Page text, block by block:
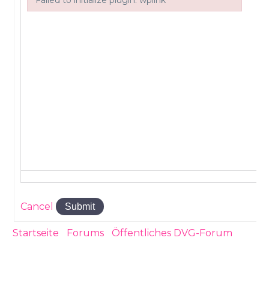
Cancel Submit
Startseite Forums Öffentliches DVG-Forum
Failed to initialize plugin: wplink